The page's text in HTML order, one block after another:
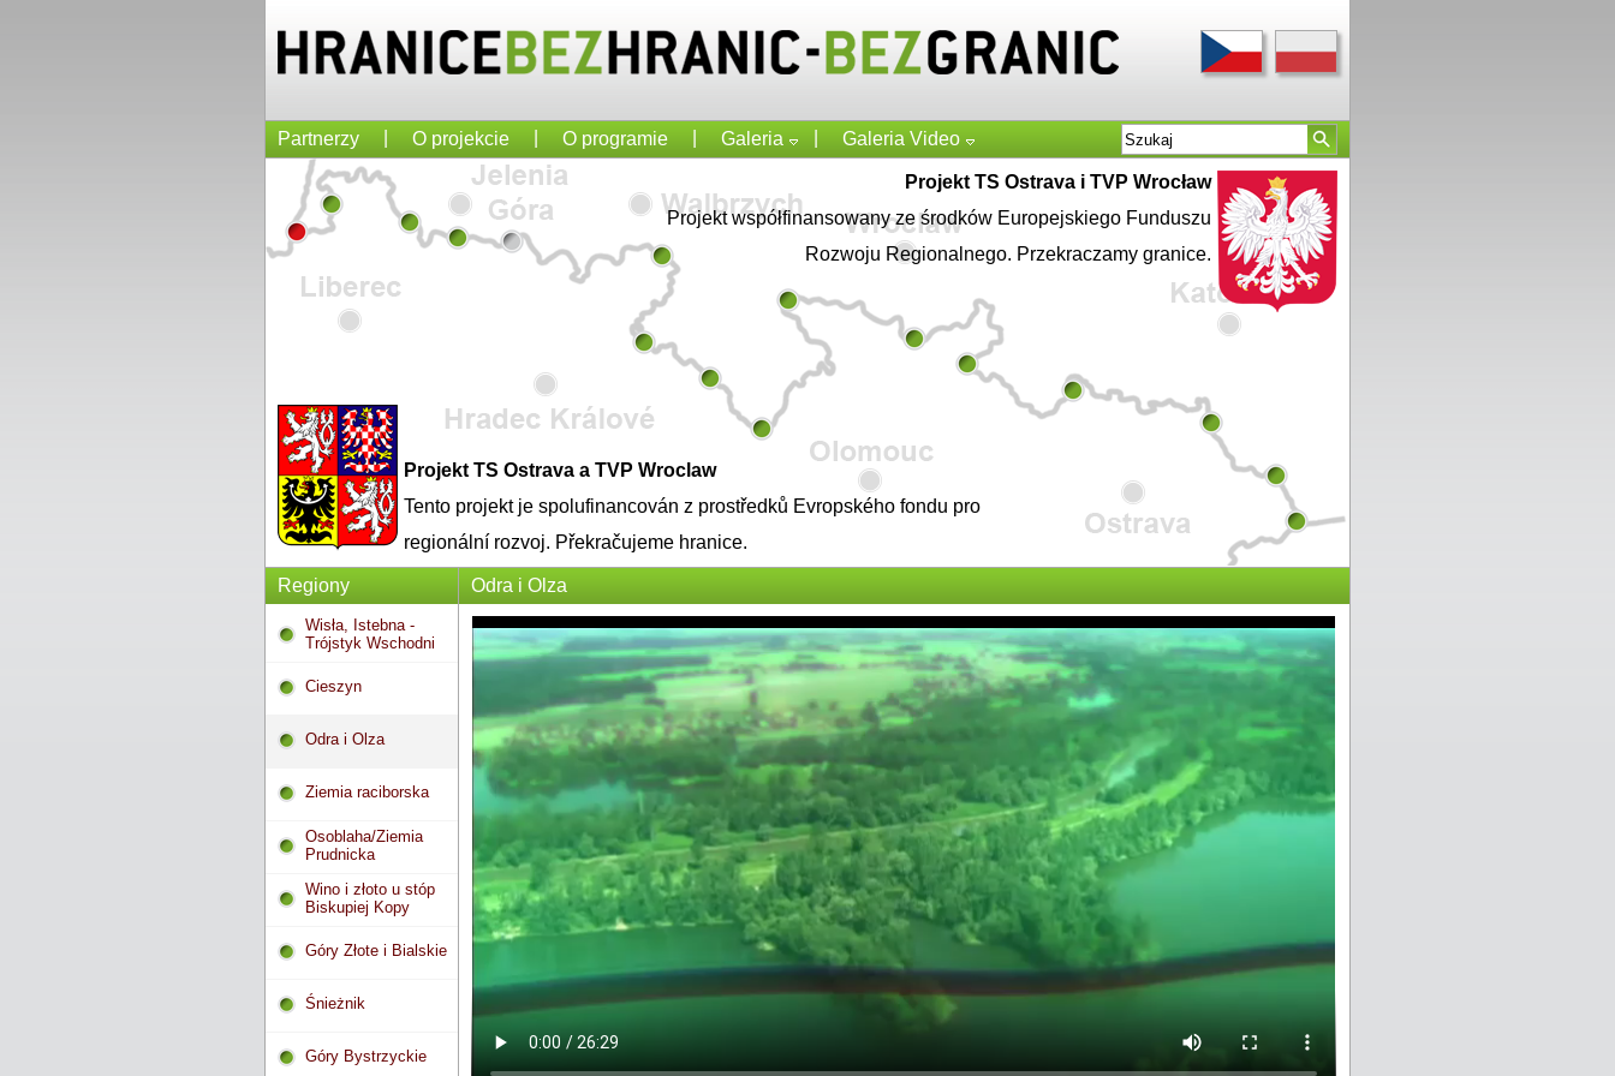
Partnerzy O projekcie O programie Galeria Galeria Video
Projekt TS Ostrava i TVP Wrocław
Projekt współfinansowany ze środków Europejskiego Funduszu
Rozwoju Regionalnego. Przekraczamy granice.
Projekt TS Ostrava a TVP Wroclaw
Tento projekt je spolufinancován z prostředků Evropského fondu pro
regionální rozvoj. Překračujeme hranice.
Regiony
Wisła, Istebna -
Trójstyk Wschodni
Cieszyn
Odra i Olza
Ziemia raciborska
Osoblaha/Ziemia
Prudnicka
Wino i złoto u stóp
Biskupiej Kopy
Góry Złote i Bialskie
Śnieżnik
Góry Bystrzyckie
Odra i Olza